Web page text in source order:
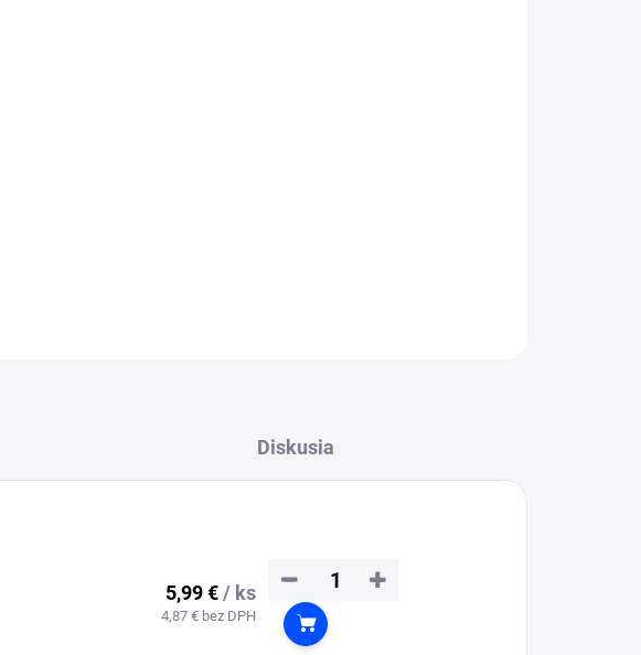
online aktivácia, rýchle dáta a možnosť dobitia kedykoľvek –
Diskusia
5,99 €/ ks
4,87 € bez DPH
+
−
Do košíka